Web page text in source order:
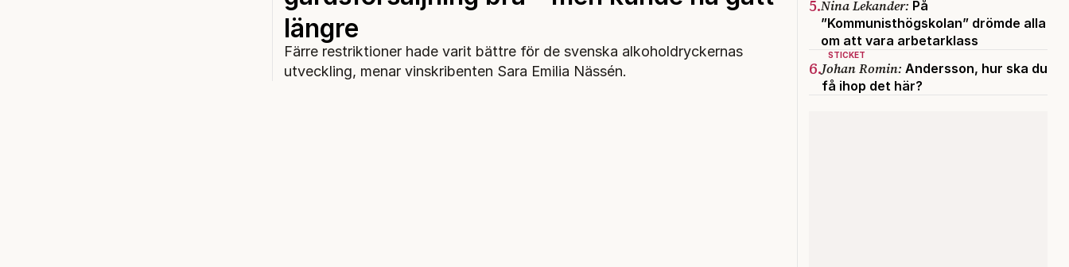
längre
Färre restriktioner hade varit bättre för de svenska alkoholdryckernas
utveckling, menar vinskribenten Sara Emilia Nässén.
5.Nina Lekander: På
”Kommunisthögskolan” drömde alla
om att vara arbetarklass
STICKET
6.Johan Romin: Andersson, hur ska du
få ihop det här?